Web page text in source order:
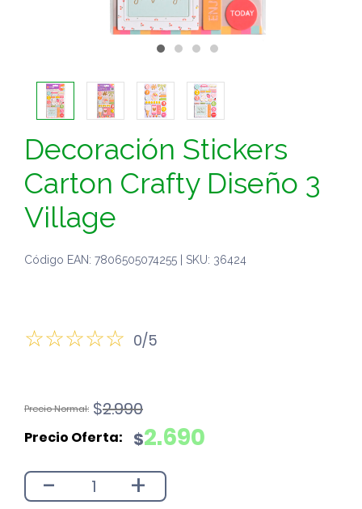
Decoración Stickers
Carton Crafty Diseño 3
Village
Código EAN: 7806505074255 | SKU: 36424
0/5
$2.990
El
original
$2.990.
$2.690
El
actual
$2.690.
- +